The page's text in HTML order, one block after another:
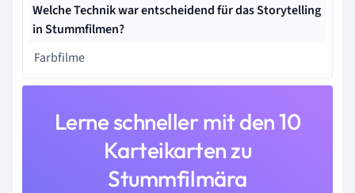
Welche Technik war entscheidend für das Storytelling
in Stummfilmen?
Farbfilme
Lerne schneller mit den 10
Karteikarten zu
Stummfilmära